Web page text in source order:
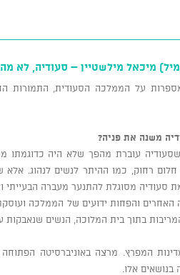
מיכאל מילשטיין – סעודיה, לא
על הממלכה הסעודית, התמורות
משנה את פניה?
שסעודיה עוברת מהפך שלא היה
חלום רחוק, כמו ההיתר לנשים לנהוג.
סעודיה מסוגלת להתנער מעברה הבעייתי
האחרים והפחות ידועים של הממלכה
בתוך בית המלוכה, הנשים שנאבקות
המפרץ. מרצה באוניברסיטה
אלו.